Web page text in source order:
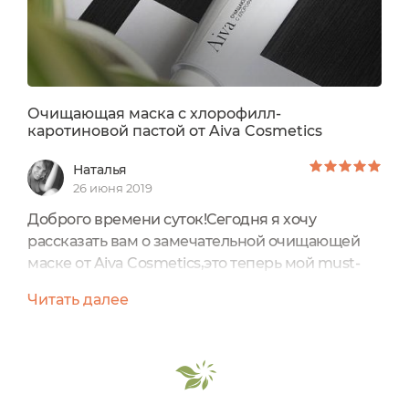
Очищающая маска с хлорофилл-
каротиновой пастой от Aiva Cosmetics
Наталья
26 июня 2019
Доброго времени суток!Сегодня я хочу
рассказать вам о замечательной очищающей
маске от Aiva Cosmetics,это теперь мой must-
обложку,ниже мое...думаю вы сразу его узнаете
фото)Объем продукта - 50 мли, цена 350
р.Описание продукта:"Универсальное
Читать далее